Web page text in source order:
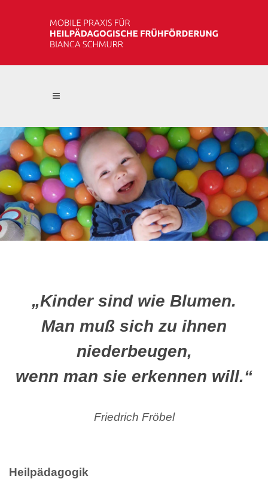
„Kinder sind wie Blumen.
Man muß sich zu ihnen
niederbeugen,
wenn man sie erkennen will.“
Friedrich Fröbel
Heilpädagogik